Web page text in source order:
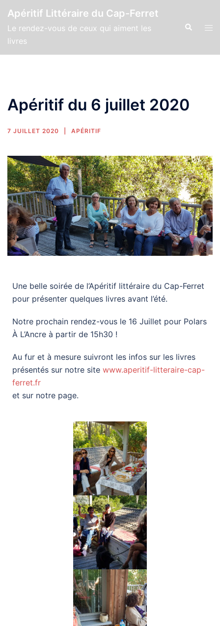
Apéritif Littéraire du Cap-Ferret
Le rendez-vous de ceux qui aiment les
livres
Apéritif du 6 juillet 2020
7 JUILLET 2020 APÉRITIF
Une belle soirée de l’Apéritif littéraire du Cap-Ferret
pour présenter quelques livres avant l’été.
Notre prochain rendez-vous le 16 Juillet pour Polars
À L’Ancre à partir de 15h30 !
Au fur et à mesure suivront les infos sur les livres
présentés sur notre site www.aperitif-litteraire-cap-
ferret.fr
et sur notre page.